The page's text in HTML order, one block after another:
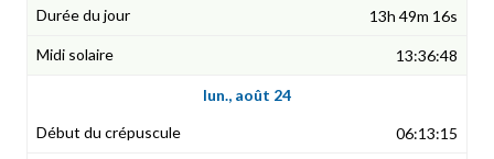
13h 49m 16s
13:36:48
lun., août 24
06:13:15